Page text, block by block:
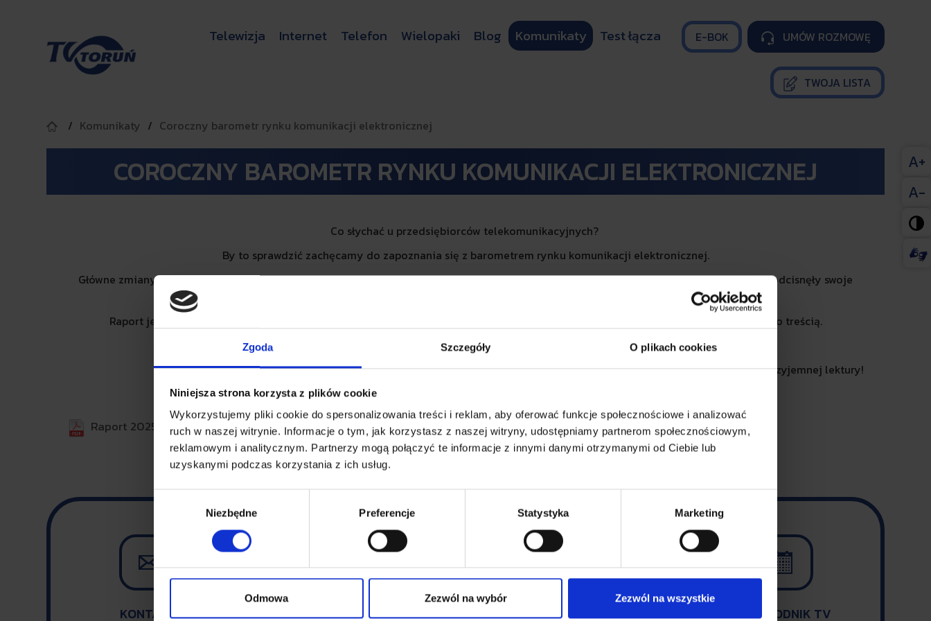
Zgoda Szczegóły O plikach cookies
Niniejsza strona korzysta z plików cookie
Wykorzystujemy pliki cookie do spersonalizowania treści i reklam, aby oferować funkcje społecznościowe i analizować
ruch w naszej witrynie. Informacje o tym, jak korzystasz z naszej witryny, udostępniamy partnerom społecznościowym,
reklamowym i analitycznym. Partnerzy mogą połączyć te informacje z innymi danymi otrzymanymi od Ciebie lub
uzyskanymi podczas korzystania z ich usług.
Wybór
Niezbędne Preferencje Statystyka Marketing
Odmowa Zezwól na wybór Zezwól na wszystkie
Telewizja Internet Telefon Wielopaki Blog Komunikaty Test łącza E-BOK
A+
A-

 UMÓW ROZMOWĘ
TWOJA LISTA
Komunikaty Coroczny barometr rynku komunikacji elektronicznej
COROCZNY BAROMETR RYNKU KOMUNIKACJI ELEKTRONICZNEJ
Co słychać u przedsiębiorców telekomunikacyjnych?
By to sprawdzić zachęcamy do zapoznania się z barometrem rynku komunikacji elektronicznej.
Główne zmiany, które miały miejsce w ubiegłym, 2024 roku, dotyczące wejścia w życie Ustawy Prawo Komunikacji Elektronicznej (PKE), odcisnęły swoje
Raport jest zwięzły i merytoryczny, opatrzony fachowymi komentarzami, dlatego tym bardziej zachęcamy do zapoznania się z jego treścią.
Przyjemnej lektury!
Raport 2025 - Barometr rynku komunikacji elektronicznej

KONTAKT

POMOC

DO POBRANIA

PRZEWODNIK TV